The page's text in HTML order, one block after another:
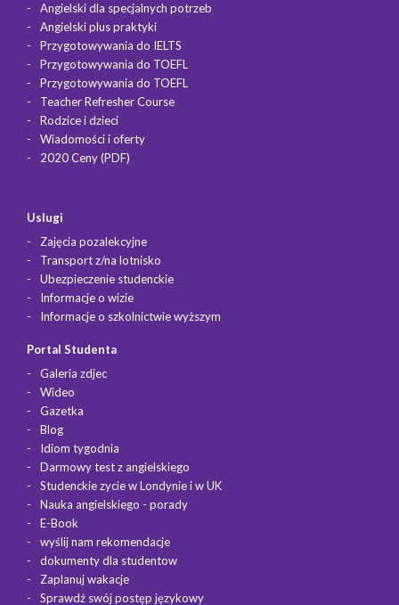
Angielski dla specjalnych potrzeb
Angielski plus praktyki
Przygotowywania do IELTS
Przygotowywania do TOEFL
Przygotowywania do TOEFL
Teacher Refresher Course
Rodzice i dzieci
Wiadomości i oferty
2020 Ceny (PDF)
Uslugi
Zajęcia pozalekcyjne
Transport z/na lotnisko
Ubezpieczenie studenckie
Informacje o wizie
Informacje o szkolnictwie wyższym
Portal Studenta
Galeria zdjec
Wideo
Gazetka
Blog
Idiom tygodnia
Darmowy test z angielskiego
Studenckie zycie w Londynie i w UK
Nauka angielskiego - porady
E-Book
wyślij nam rekomendacje
dokumenty dla studentow
Zaplanuj wakacje
Sprawdź swój postęp językowy